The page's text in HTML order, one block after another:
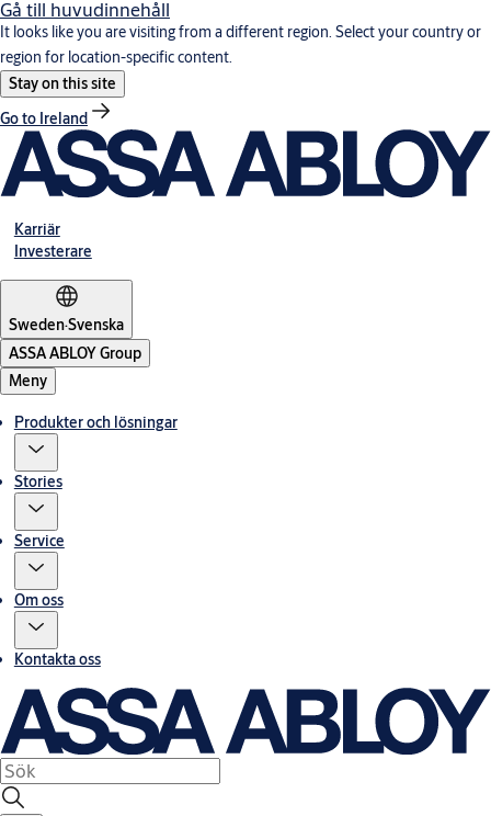
Gå till huvudinnehåll
It looks like you are visiting from a different region. Select your country or
region for location-specific content.
Stay on this site
Go to Ireland
Karriär
Investerare
Sweden·Svenska
ASSA ABLOY Group
Meny
Produkter och lösningar
Stories
Service
Om oss
Kontakta oss